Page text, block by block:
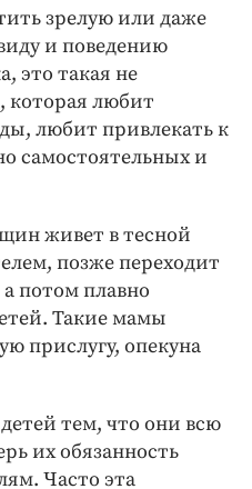
зрелую или даже
и поведению
это такая не
которая любит
любит привлекать к
самостоятельных и
живет в тесной
позже переходит
потом плавно
Такие мамы
прислугу, опекуна
тем, что они всю
их обязанность
Часто эта